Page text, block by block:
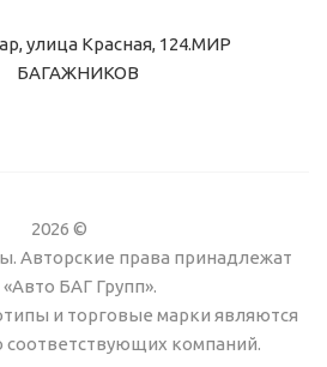
улица Красная, 124.МИР
БАГАЖНИКОВ
2026 ©
Авторские права принадлежат
БАГ Групп».
и торговые марки являются
соответствующих компаний.